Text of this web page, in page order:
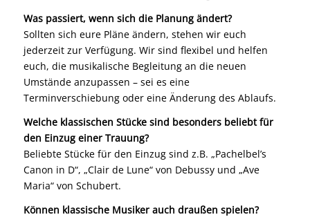
Was passiert, wenn sich die Planung ändert?
Sollten sich eure Pläne ändern, stehen wir euch
jederzeit zur Verfügung. Wir sind flexibel und helfen
euch, die musikalische Begleitung an die neuen
Umstände anzupassen – sei es eine
Terminverschiebung oder eine Änderung des Ablaufs.
Welche klassischen Stücke sind besonders beliebt für
den Einzug einer Trauung?
Beliebte Stücke für den Einzug sind z.B. „Pachelbel’s
Canon in D“, „Clair de Lune“ von Debussy und „Ave
Maria“ von Schubert.
Können klassische Musiker auch draußen spielen?